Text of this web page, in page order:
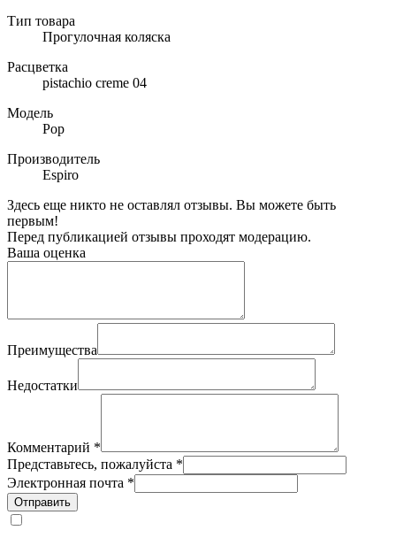
Тип товара
Прогулочная коляска
Расцветка
pistachio creme 04
Модель
Pop
Производитель
Espiro
Здесь еще никто не оставлял отзывы. Вы можете быть
первым!
Перед публикацией отзывы проходят модерацию.
Ваша оценка
Преимущества
Недостатки
Комментарий *
Представьтесь, пожалуйста *
Электронная почта *
Отправить